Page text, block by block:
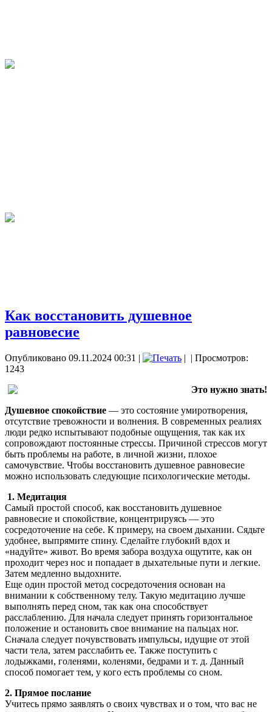
Как восстановить душевное
равновесие
Опубликовано 09.11.2024 00:31 | | | Просмотров:
1243
Это нужно знать!
Душевное спокойствие — это состояние умиротворения,
отсутствие тревожности и волнения. В современных реалиях
люди редко испытывают подобные ощущения, так как их
сопровождают постоянные стрессы. Причиной стрессов могут
быть проблемы на работе, в личной жизни, плохое
самочувствие. Чтобы восстановить душевное равновесие
можно использовать следующие психологические методы.
1. Медитация
Самый простой способ, как восстановить душевное
равновесие и спокойствие, концентрируясь — это
сосредоточение на себе. К примеру, на своем дыхании. Сядьте
удобнее, выпрямите спину. Сделайте глубокий вдох и
«надуйте» живот. Во время забора воздуха ощутите, как он
проходит через нос и попадает в дыхательные пути и легкие.
Затем медленно выдохните.
Еще один простой метод сосредоточения основан на
внимании к собственному телу. Такую медитацию лучше
выполнять перед сном, так как она способствует
расслаблению. Для начала следует принять горизонтальное
положение и остановить свое внимание на пальцах ног.
Сначала следует почувствовать импульсы, идущие от этой
части тела, затем расслабить ее. Также поступить с
лодыжками, голенями, коленями, бедрами и т. д. Данный
способ помогает тем, у кого есть проблемы со сном.
2. Прямое послание
Учитесь прямо заявлять о своих чувствах и о том, что вас не